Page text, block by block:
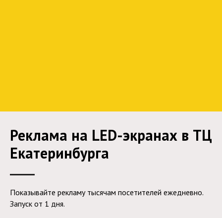
Реклама на LED-экранах в ТЦ
Екатеринбурга
Показывайте рекламу тысячам посетителей ежедневно.
Запуск от 1 дня.